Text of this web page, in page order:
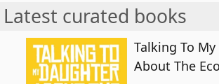
Latest curated books
Talking To
About The